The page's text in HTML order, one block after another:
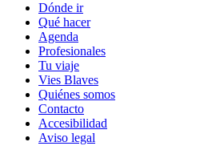
Dónde ir
Qué hacer
Agenda
Profesionales
Tu viaje
Vies Blaves
Quiénes somos
Contacto
Accesibilidad
Aviso legal